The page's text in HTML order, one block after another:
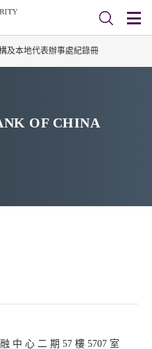
及本地代表辦事處紀錄冊
OF CHINA
中 心 二 期 57 樓 5707 室